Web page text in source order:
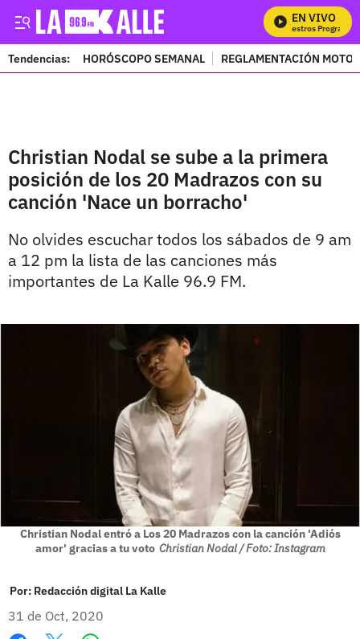
EN VIVO
Mira Todos Nuestros Programas
Tendencias: HORÓSCOPO SEMANAL REGLAMENTACIÓN
Christian Nodal se sube a la primera
posición de los 20 Madrazos con su
canción 'Nace un borracho'
No olvides escuchar todos los sábados de 9 am
a 12 pm la lista de las canciones más
importantes de La Kalle 96.9 FM.
Christian Nodal entró a Los 20 Madrazos con la canción 'Adiós
amor' gracias a tu voto Christian Nodal / Foto: Instagram
Por: Redacción digital La Kalle
31 de Oct, 2020